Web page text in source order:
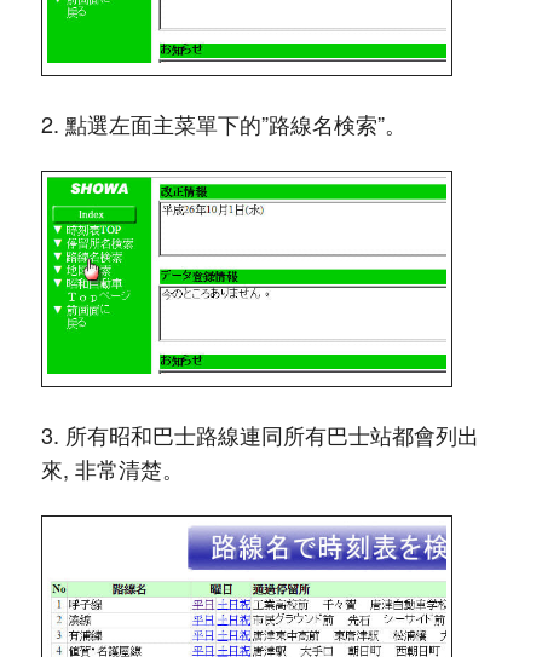
2. 點選左面主菜單下的”路線名検索”。
3. 所有昭和巴士路線連同所有巴士站都會列出
來, 非常清楚。